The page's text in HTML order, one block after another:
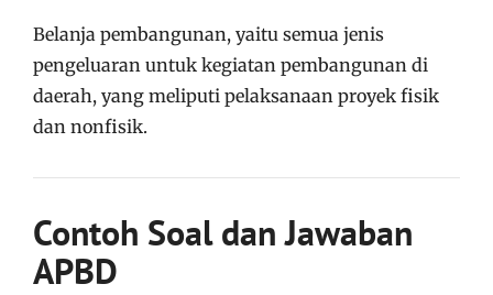
Belanja pembangunan, yaitu semua jenis
pengeluaran untuk kegiatan pembangunan di
daerah, yang meliputi pelaksanaan proyek fisik
dan nonfisik.
Contoh Soal dan Jawaban
APBD